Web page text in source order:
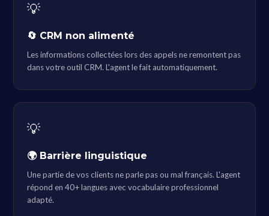
💡
🔄 CRM non alimenté
Les informations collectées lors des appels ne remontent pas
dans votre outil CRM. L'agent le fait automatiquement.
💡
🌍 Barrière linguistique
Une partie de vos clients ne parle pas ou mal français. L'agent
répond en 40+ langues avec vocabulaire professionnel
adapté.